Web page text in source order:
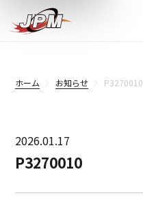
ホーム お知らせ P3270010
2026.01.17
P3270010